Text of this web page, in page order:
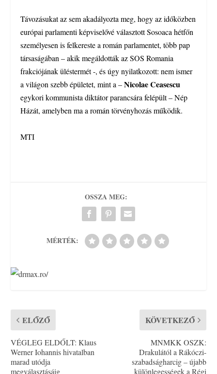
Távozásukat az sem akadályozta meg, hogy az időközben
európai parlamenti képviselővé választott Sosoaca hétfőn
személyesen is felkereste a román parlamentet, több pap
társaságában – akik megáldották az SOS Romania
frakciójának üléstermét -, és úgy nyilatkozott: nem ismer
a világon szebb épületet, mint a –Nicolae Ceasescu
egykori kommunista diktátor parancsára felépült – Nép
Házát, amelyben ma a román törvényhozás működik.
MTI
OSSZA MEG:
MÉRTÉK:
ELŐZŐ
VÉGLEG ELDŐLT: Klaus
Werner Iohannis hivatalban
marad utódja
megválasztásáig
KÖVETKEZŐ
MNMKK OSZK:
Drakulától a Rákóczi-
szabadságharcig – újabb
különlegességek a Régi